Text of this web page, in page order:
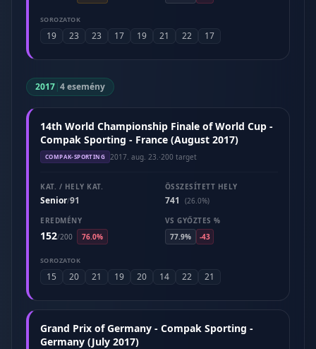
SOROZATOK
19 23 23 17 19 21 22 17
2017|4 esemény
14th World Championship Finale of World Cup -
Compak Sporting - France (August 2017)
COMPAK-SPORTING 2017. aug. 23. ·200 target
KAT. / HELY KAT.
Senior/91
ÖSSZESÍTETT HELY
741
(26.0%)
EREDMÉNY
152/200 76.0%
VS GYŐZTES %
77.9%
-43
SOROZATOK
15 20 21 19 20 14 22 21
Grand Prix of Germany - Compak Sporting -
Germany (July 2017)